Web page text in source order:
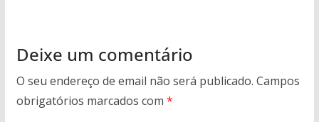
Deixe um comentário
O seu endereço de email não será publicado. Campos
obrigatórios marcados com *